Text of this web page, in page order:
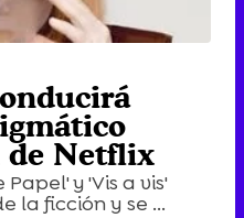
de Netflix
y 'Vis a vis'
la ficción y se ...